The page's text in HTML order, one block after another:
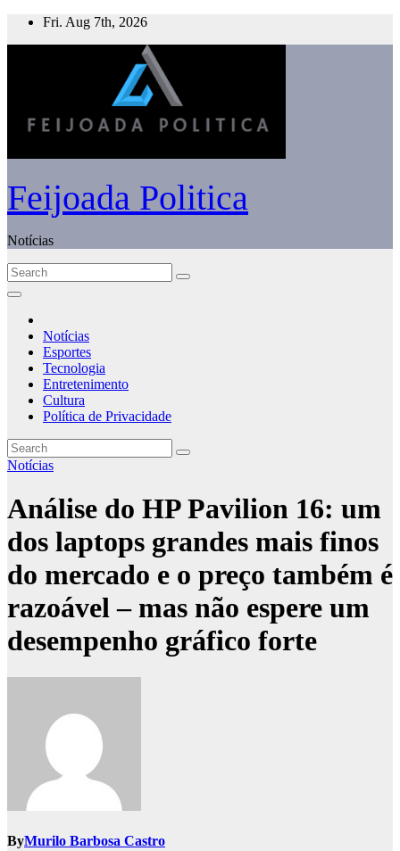
Skip
Fri. Aug 7th, 2026
Feijoada Politica
Notícias
Notícias
Esportes
Tecnologia
Entretenimento
Cultura
Política de Privacidade
Notícias
Análise do HP Pavilion 16: um
dos laptops grandes mais finos
do mercado e o preço também é
razoável – mas não espere um
desempenho gráfico forte
ByMurilo Barbosa Castro